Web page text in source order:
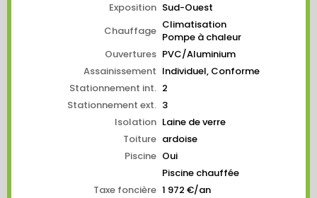
Exposition Sud-Ouest
Chauffage Climatisation
Pompe à chaleur
Ouvertures PVC/Aluminium
Assainissement Individuel, Conforme
Stationnement int. 2
Stationnement ext. 3
Isolation Laine de verre
Toiture ardoise
Piscine Oui
Piscine chauffée
Taxe foncière 1 972 €/an